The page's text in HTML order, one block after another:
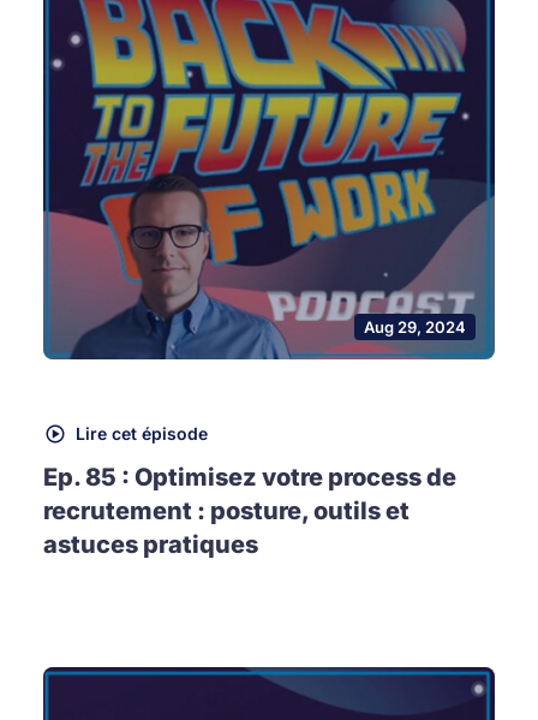
Aug 29, 2024
Lire cet épisode
Ep. 85 : Optimisez votre process de
recrutement : posture, outils et
astuces pratiques